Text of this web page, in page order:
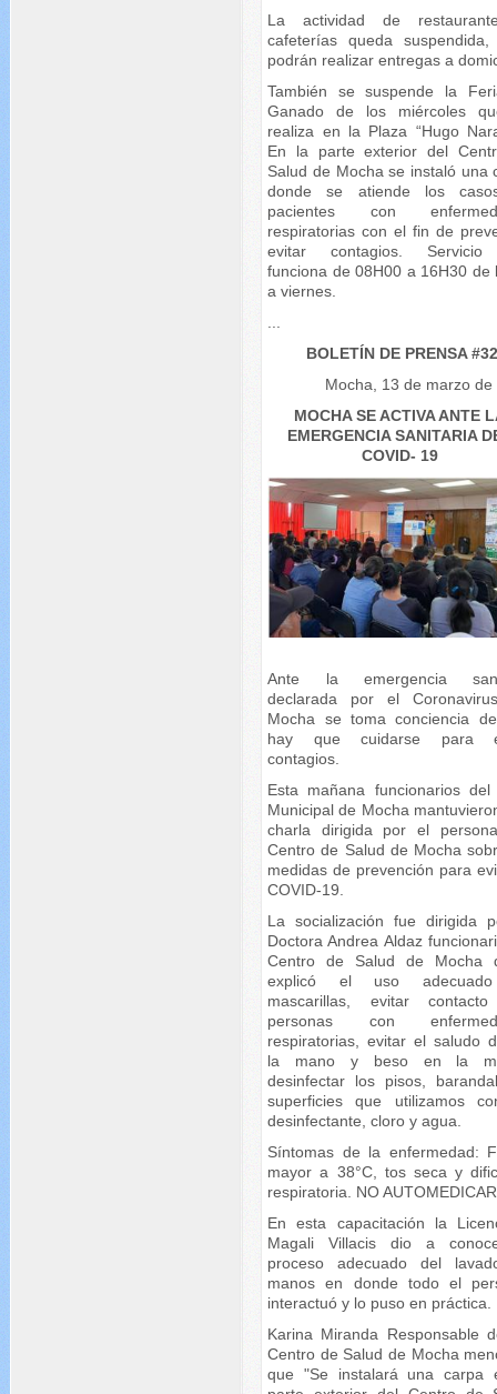
La actividad de
cafeterías queda suspendida,
podrán realizar entregas a
También se suspende la
Ganado de los miércoles
realiza en la Plaza “Hugo
En la parte exterior del
Salud de Mocha se instaló una
donde se atiende los
pacientes con
respiratorias con el fin de
evitar contagios. Servicio
funciona de 08H00 a 16H30 de
a viernes.
BOLETÍN DE PRENSA
Mocha, 13 de marzo de
MOCHA SE ACTIVA ANTE
EMERGENCIA SANITARIA
COVID- 19
Ante la emergencia
declarada por el
Mocha se toma conciencia
hay que cuidarse para
contagios.
Esta mañana funcionarios del
Municipal de Mocha
charla dirigida por el
Centro de Salud de Mocha
medidas de prevención para
COVID-19.
La socialización fue dirigida
Doctora Andrea Aldaz
Centro de Salud de Mocha
explicó el uso
mascarillas, evitar
personas con
respiratorias, evitar el saludo
la mano y beso en la
desinfectar los pisos,
superficies que utilizamos
desinfectante, cloro y agua.
Síntomas de la enfermedad:
mayor a 38°C, tos seca y
respiratoria. NO
En esta capacitación la
Magali Villacis dio a
proceso adecuado del
manos en donde todo el
interactuó y lo puso en práctica.
Karina Miranda Responsable
Centro de Salud de Mocha
que "Se instalará una carpa